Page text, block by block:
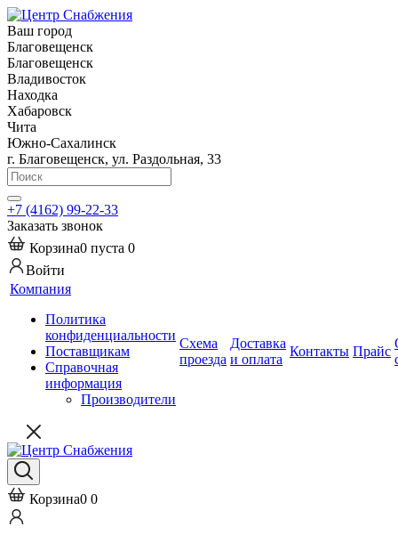
Ваш город
Благовещенск
Благовещенск
Владивосток
Находка
Хабаровск
Чита
Южно-Сахалинск
г. Благовещенск, ул. Раздольная, 33
+7 (4162) 99-22-33
Заказать звонок
Корзина0 пуста 0
Войти
Компания
Политика
конфиденциальности
Поставщикам
Справочная
информация
Производители
Схема
проезда
Доставка
и оплата
Контакты Прайс
Корзина0 0